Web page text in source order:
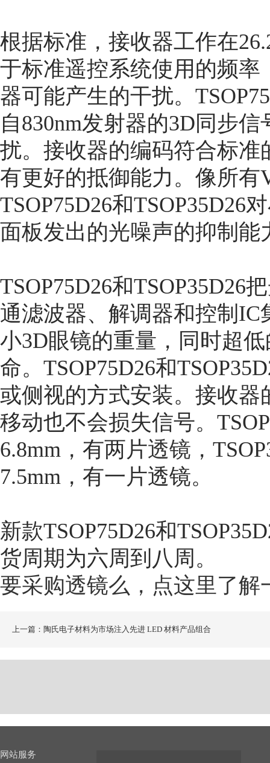
根据标准，接收器工作在
于标准遥控系统使用的频
器可能产生的干扰。
自830nm发射器的3D同步
扰。接收器的编码符合标
有更好的抵御能力。像所有
TSOP75D26和TSOP35D26
面板发出的光噪声的抑制
TSOP75D26和TSOP35D26
通滤波器、解调器和控制
小3D眼镜的重量，同时超
命。TSOP75D26和
或侧视的方式安装。接收器
移动也不会损失信号。
6.8mm，有两片透镜 ，
7.5mm，有一片透镜。
新款TSOP75D26和
货周期为六周到八周。
要采购透镜么，点这里了解
上一篇：陶氏电子材料为市场注入先进 LED 材料产品组合
网站服务